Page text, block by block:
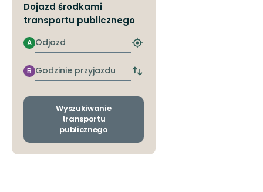
Dojazd środkami
transportu publicznego
Odjazd
A
Znajdź
przystanek
Godzinie
przyjazdu
B
Zmiana
odjazdu
Wyszukiwanie
transportu
publicznego